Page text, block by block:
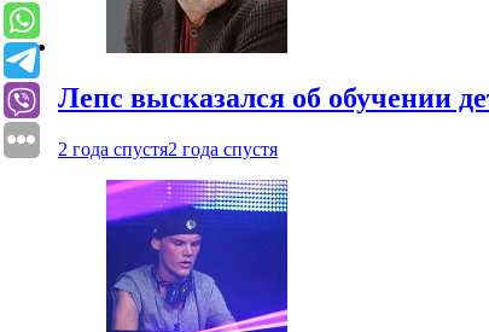
Лепс высказался об обучении
2 года спустя2 года спустя